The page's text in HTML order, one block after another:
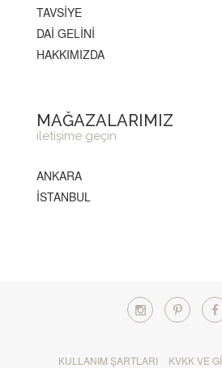
TAVSİYE
DAİ GELİNİ
HAKKIMIZDA
MAĞAZALARIMIZ
iletişime geçin
ANKARA
İSTANBUL
KULLANIM ŞARTLARI KVKK VE